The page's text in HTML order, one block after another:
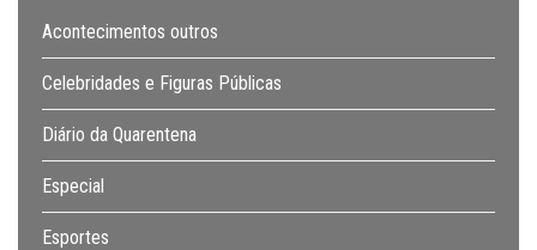
Acontecimentos outros
Celebridades e Figuras Públicas
Diário da Quarentena
Especial
Esportes